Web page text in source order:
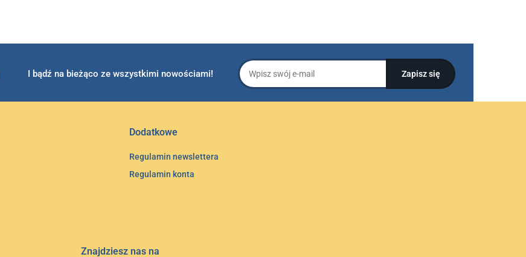
I bądź na bieżąco ze wszystkimi nowościami!
Dodatkowe
Regulamin newslettera
Regulamin konta
Znajdziesz nas na